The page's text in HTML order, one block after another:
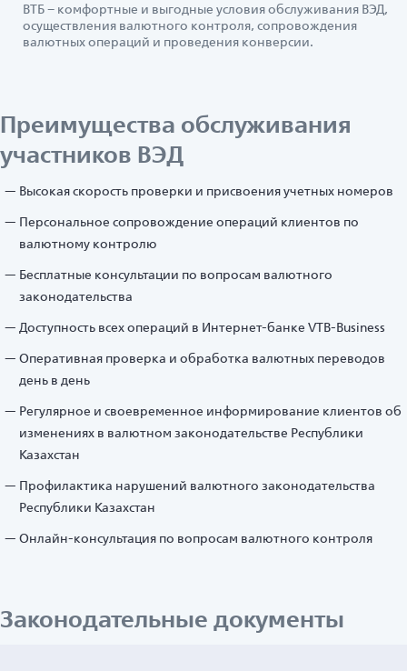
ВТБ – комфортные и выгодные условия обслуживания ВЭД,
осуществления валютного контроля, сопровождения
валютных операций и проведения конверсии.
Преимущества обслуживания
участников ВЭД
Высокая скорость проверки и присвоения учетных номеров
Персональное сопровождение операций клиентов по
валютному контролю
Бесплатные консультации по вопросам валютного
законодательства
Доступность всех операций в Интернет-банке VTB-Business
Оперативная проверка и обработка валютных переводов
день в день
Регулярное и своевременное информирование клиентов об
изменениях в валютном законодательстве Республики
Казахстан
Профилактика нарушений валютного законодательства
Республики Казахстан
Онлайн-консультация по вопросам валютного контроля
Законодательные документы